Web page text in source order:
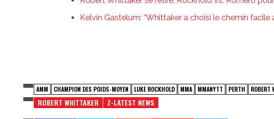
Kelvin Gastelum: “Whittaker a choisi le chemin facile
AMM CHAMPION DES POIDS-MOYEN LUKE ROCKHOLD MMA MMANYTT PERTH ROBERT
ROBERT WHITTAKER Z-LATEST NEWS